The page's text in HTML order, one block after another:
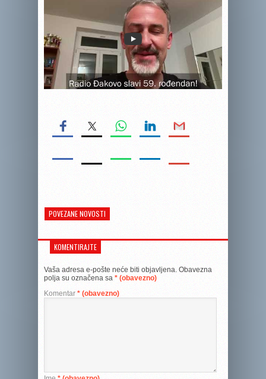
POVEZANE NOVOSTI
KOMENTIRAJTE
Vaša adresa e-pošte neće biti objavljena. Obavezna
polja su označena sa * (obavezno)
Komentar * (obavezno)